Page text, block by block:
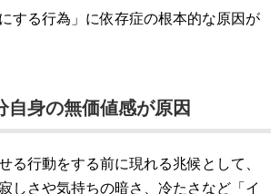
する行為」に依存症の根本的な原因が
自身の無価値感が原因
る行動をする前に現れる兆候として、
しさや気持ちの暗さ、冷たさなど「イ